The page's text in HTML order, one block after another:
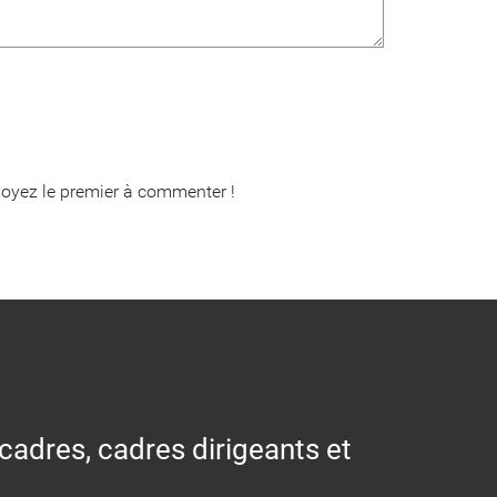
le premier à commenter !
cadres dirigeants et